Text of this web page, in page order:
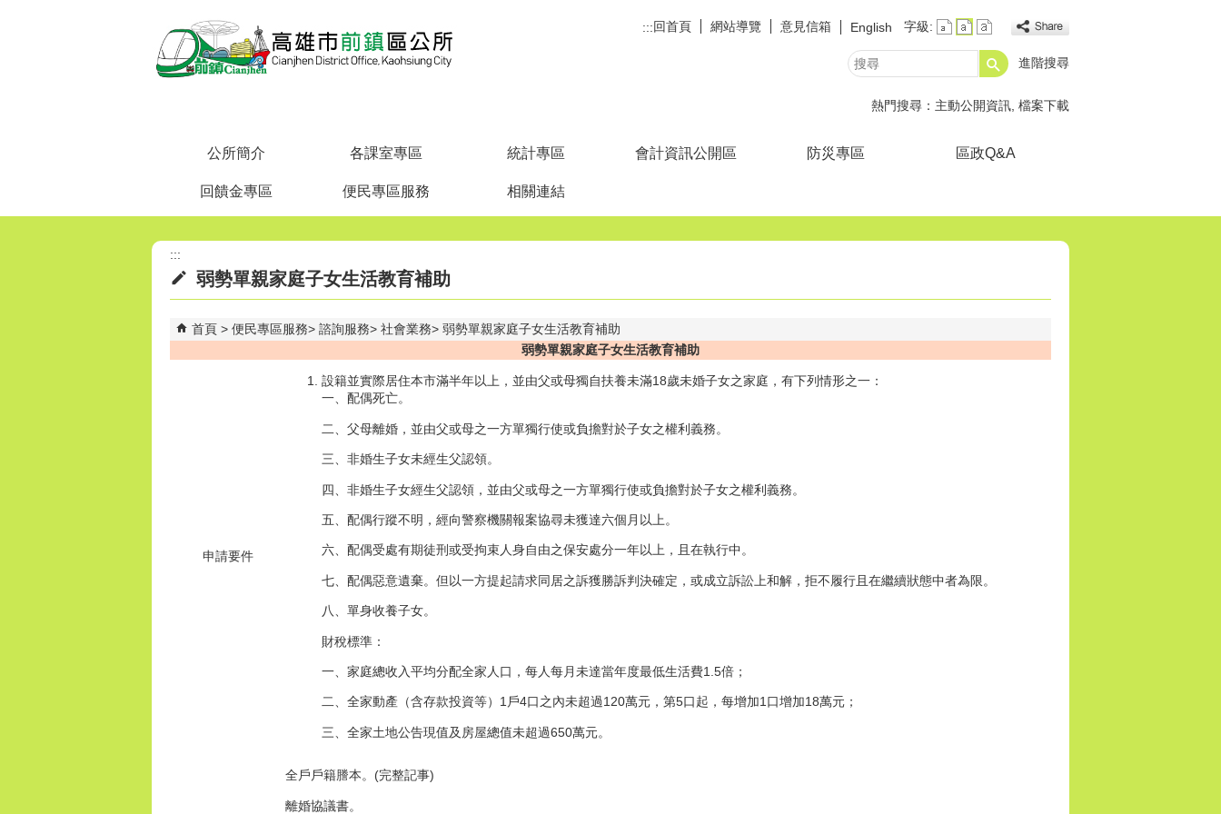
:::回首頁 網站導覽 意見信箱 English 字級:
搜
進階搜尋
熱門搜尋： 主動公開資訊 檔案下載
公所簡介 各課室專區 統計專區 會計資訊公開區 防災專區 區政Q&A
回饋金專區 便民專區服務 相關連結
:::
弱勢單親家庭子女生活教育補助
首頁 便民專區服務 諮詢服務 社會業務
弱勢單親家庭子女生活教育補助
弱勢單親家庭子女生活教育補助
申請要件
設籍並實際居住本市滿半年以上，並由父或母獨自扶養未滿18歲未婚子女之家庭，有下列情形之一：
一、配偶死亡。
二、父母離婚，並由父或母之一方單獨行使或負擔對於子女之權利義務。
三、非婚生子女未經生父認領。
四、非婚生子女經生父認領，並由父或母之一方單獨行使或負擔對於子女之權利義務。
五、配偶行蹤不明，經向警察機關報案協尋未獲達六個月以上。
六、配偶受處有期徒刑或受拘束人身自由之保安處分一年以上，且在執行中。
七、配偶惡意遺棄。但以一方提起請求同居之訴獲勝訴判決確定，或成立訴訟上和解，拒不履行且在繼續狀態中者為限。
八、單身收養子女。
財稅標準：
一、家庭總收入平均分配全家人口，每人每月未達當年度最低生活費1.5倍；
二、全家動產（含存款投資等）1戶4口之內未超過120萬元，第5口起，每增加1口增加18萬元；
三、全家土地公告現值及房屋總值未超過650萬元。
全戶戶籍謄本。(完整記事)
離婚協議書。